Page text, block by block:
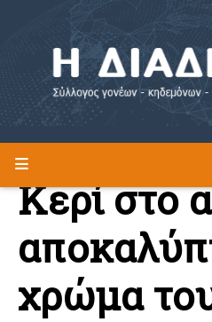
Η ΔΙΑΔΡΟΜΗ
Κερί στο
χρώμα